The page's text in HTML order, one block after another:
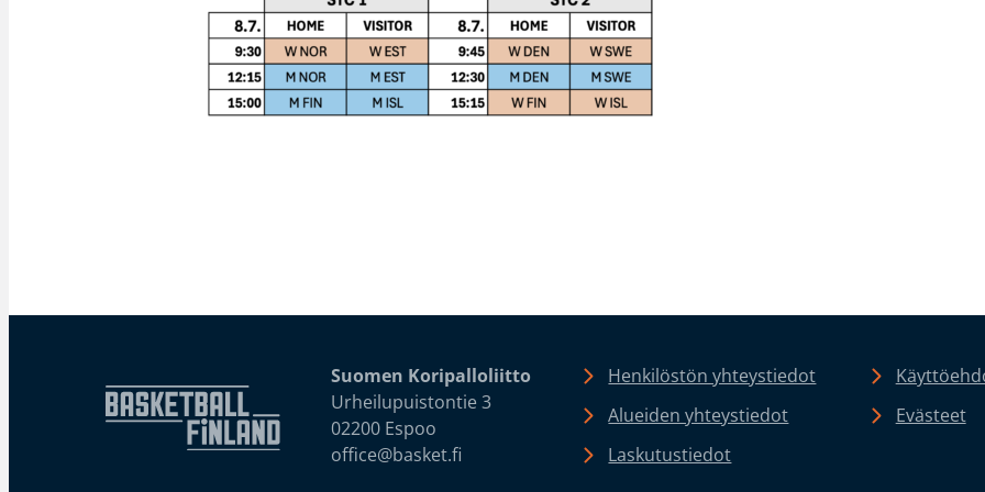
Suomen Koripalloliitto
Urheilupuistontie 3
02200 Espoo
office@basket.fi
Henkilöstön yhteystiedot
Alueiden yhteystiedot
Laskutustiedot
Evästeet